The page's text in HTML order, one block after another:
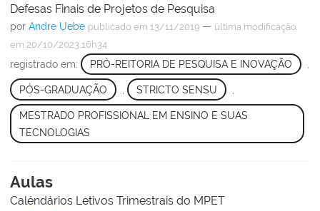
Defesas Finais de Projetos de Pesquisa
por Andre Uebe publicado em 13/11/2019 — última modificação
em 20/10/2023 16h34
registrado em: PRÓ-REITORIA DE PESQUISA E INOVAÇÃO
PÓS-GRADUAÇÃO STRICTO SENSU
MESTRADO PROFISSIONAL EM ENSINO E SUAS
TECNOLOGIAS
Aulas
Caléndários Letivos Trimestrais do MPET